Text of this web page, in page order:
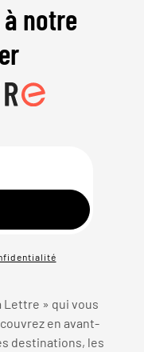
notre
Lettre » qui vous
en avant-
destinations, les